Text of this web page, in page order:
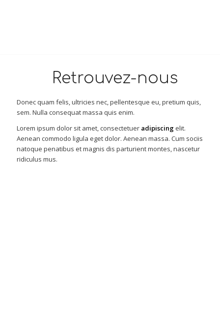
Retrouvez-nous
Donec quam felis, ultricies nec, pellentesque eu, pretium quis,
sem. Nulla consequat massa quis enim.
Lorem ipsum dolor sit amet, consectetuer adipiscingelit.
Aenean commodo ligula eget dolor. Aenean massa. Cum sociis
natoque penatibus et magnis dis parturient montes, nascetur
ridiculus mus.